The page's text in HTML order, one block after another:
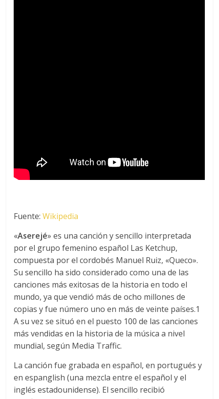
​Fuente:Wikipedia
«Aserejé» es una canción y sencillo interpretada
por el grupo femenino español Las Ketchup,
compuesta por el cordobés Manuel Ruiz, «Queco».
Su sencillo ha sido considerado como una de las
canciones más exitosas de la historia en todo el
mundo, ya que vendió más de ocho millones de
copias y fue número uno en más de veinte países.1​
A su vez se situó en el puesto 100 de las canciones
más vendidas en la historia de la música a nivel
mundial, según Media Traffic.
La canción fue grabada en español, en portugués y
en espanglish (una mezcla entre el español y el
inglés estadounidense). El sencillo recibió